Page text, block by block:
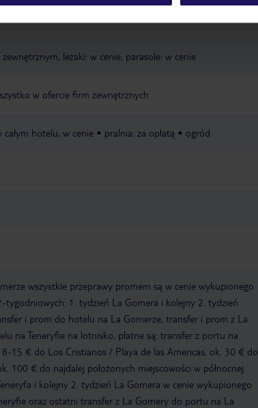
leżaki: w cenie, parasole: w cenie
w ofercie firm zewnętrznych
całym hotelu, w cenie pralnia: za opłatą ogród
wszystkie przeprawy promem są w cenie wykupionego
1. tydzień La Gomera i kolejny 2. tydzień
i prom do hotelu na La Gomerze, transfer i prom z La
na Teneryfie na lotnisko, płatne są: transfer z portu na
15 € do Los Cristianos / Playa de las Americas, ok. 30 € do
100 € do najdalej położonych miejscowości w północnej
i kolejny 2. tydzień La Gomera w cenie wykupionego
oraz ostatni transfer z La Gomery do portu na La